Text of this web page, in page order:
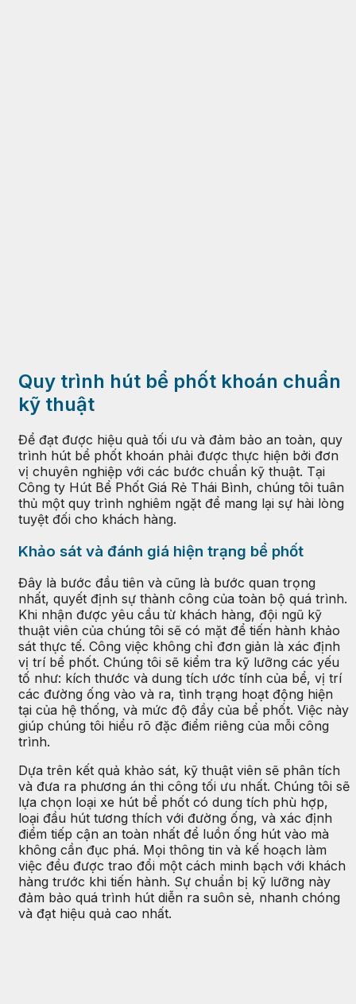
Quy trình hút bể phốt khoán chuẩn
kỹ thuật
Để đạt được hiệu quả tối ưu và đảm bảo an toàn, quy
trình hút bể phốt khoán phải được thực hiện bởi đơn
vị chuyên nghiệp với các bước chuẩn kỹ thuật. Tại
Công ty Hút Bể Phốt Giá Rẻ Thái Bình, chúng tôi tuân
thủ một quy trình nghiêm ngặt để mang lại sự hài lòng
tuyệt đối cho khách hàng.
Khảo sát và đánh giá hiện trạng bể phốt
Đây là bước đầu tiên và cũng là bước quan trọng
nhất, quyết định sự thành công của toàn bộ quá trình.
Khi nhận được yêu cầu từ khách hàng, đội ngũ kỹ
thuật viên của chúng tôi sẽ có mặt để tiến hành khảo
sát thực tế. Công việc không chỉ đơn giản là xác định
vị trí bể phốt. Chúng tôi sẽ kiểm tra kỹ lưỡng các yếu
tố như: kích thước và dung tích ước tính của bể, vị trí
các đường ống vào và ra, tình trạng hoạt động hiện
tại của hệ thống, và mức độ đầy của bể phốt. Việc này
giúp chúng tôi hiểu rõ đặc điểm riêng của mỗi công
trình.
Dựa trên kết quả khảo sát, kỹ thuật viên sẽ phân tích
và đưa ra phương án thi công tối ưu nhất. Chúng tôi sẽ
lựa chọn loại xe hút bể phốt có dung tích phù hợp,
loại đầu hút tương thích với đường ống, và xác định
điểm tiếp cận an toàn nhất để luồn ống hút vào mà
không cần đục phá. Mọi thông tin và kế hoạch làm
việc đều được trao đổi một cách minh bạch với khách
hàng trước khi tiến hành. Sự chuẩn bị kỹ lưỡng này
đảm bảo quá trình hút diễn ra suôn sẻ, nhanh chóng
và đạt hiệu quả cao nhất.